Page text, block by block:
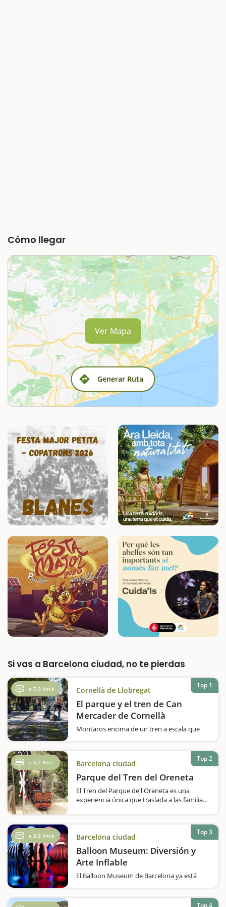
Cómo llegar
Generar Ruta
Ver Mapa
Si vas a Barcelona ciudad, no te pierdas
a 7,9 Km's Cornellà de Llobregat
El parque y el tren de Can
Mercader de Cornellà
Montaros encima de un tren a escala que
gustan los trenes? Queréis hacer una vuelta
en un ferrocarril a escala? El Parque
de Can Mercader, que se inauguró el 1987,…
Top 1
a 5,2 Km's Barcelona ciudad
Parque del Tren del Oreneta
El Tren del Parque de l'Oreneta es una
experiencia única que traslada a las familias
en el distrito de Sarrià-Sant Gervasi de
Barcelona, este…
Top 2
a 3,2 Km's Barcelona ciudad
Balloon Museum: Diversión y
Arte Inflable
El Balloon Museum de Barcelona ya está
Top 3
Top 4